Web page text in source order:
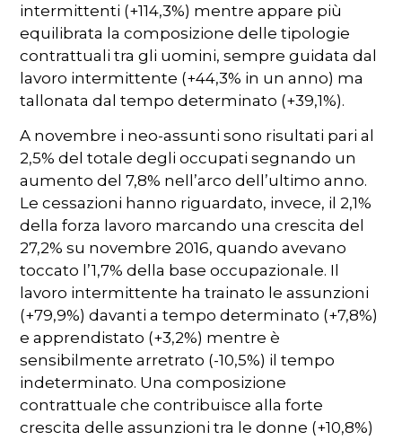
intermittenti (+114,3%) mentre appare più
equilibrata la composizione delle tipologie
contrattuali tra gli uomini, sempre guidata dal
lavoro intermittente (+44,3% in un anno) ma
tallonata dal tempo determinato (+39,1%).
A novembre i neo-assunti sono risultati pari al
2,5% del totale degli occupati segnando un
aumento del 7,8% nell’arco dell’ultimo anno.
Le cessazioni hanno riguardato, invece, il 2,1%
della forza lavoro marcando una crescita del
27,2% su novembre 2016, quando avevano
toccato l’1,7% della base occupazionale. Il
lavoro intermittente ha trainato le assunzioni
(+79,9%) davanti a tempo determinato (+7,8%)
e apprendistato (+3,2%) mentre è
sensibilmente arretrato (-10,5%) il tempo
indeterminato. Una composizione
contrattuale che contribuisce alla forte
crescita delle assunzioni tra le donne (+10,8%)